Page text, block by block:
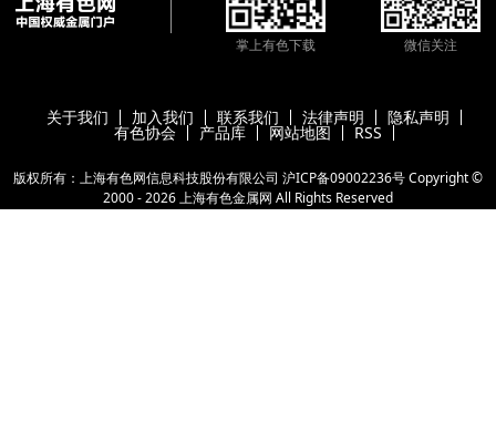
掌上有色下载 微信关注
关于我们 加入我们 联系我们 法律声明 隐私声明
有色协会 产品库 网站地图 RSS
版权所有：上海有色网信息科技股份有限公司 沪ICP备09002236号Copyright ©
2000 -2026上海有色金属网 All Rights Reserved